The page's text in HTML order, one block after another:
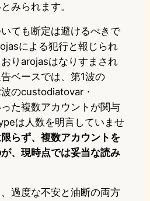
みられます。
ても断定は避けるべきで
による犯行と報じられ
りarojasはなりすまされ
ベースでは、第1波の
のcustodiatovar・
た複数アカウントが関与
は人数を明言していませ
らず、複数アカウントを
、現時点では妥当な読み
過度な不安と油断の両方